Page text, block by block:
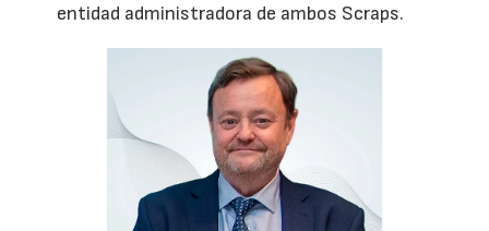
entidad administradora de ambos Scraps.